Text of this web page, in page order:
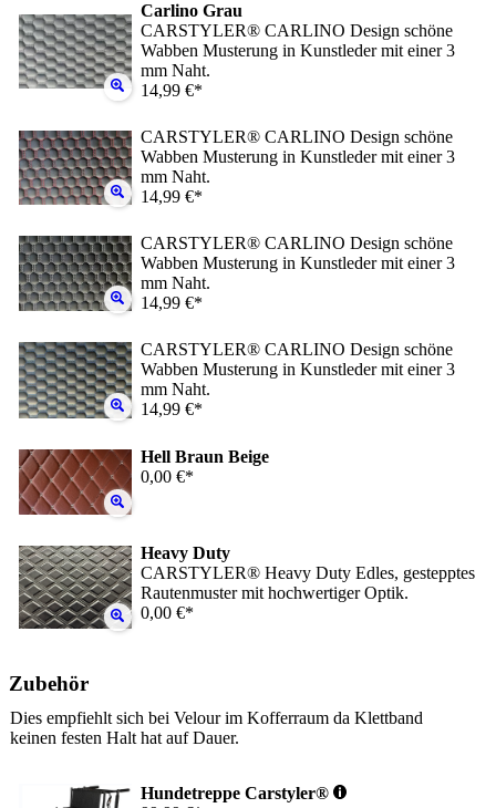
Carlino Grau
CARSTYLER® CARLINO Design schöne
Wabben Musterung in Kunstleder mit einer 3
mm Naht.
14,99 €*
CARSTYLER® CARLINO Design schöne
Wabben Musterung in Kunstleder mit einer 3
mm Naht.
14,99 €*
CARSTYLER® CARLINO Design schöne
Wabben Musterung in Kunstleder mit einer 3
mm Naht.
14,99 €*
CARSTYLER® CARLINO Design schöne
Wabben Musterung in Kunstleder mit einer 3
mm Naht.
14,99 €*
Hell Braun Beige
0,00 €*
Heavy Duty
CARSTYLER® Heavy Duty Edles, gestepptes
Rautenmuster mit hochwertiger Optik.
0,00 €*
Zubehör
Dies empfiehlt sich bei Velour im Kofferraum da Klettband
keinen festen Halt hat auf Dauer.
Hundetreppe Carstyler®